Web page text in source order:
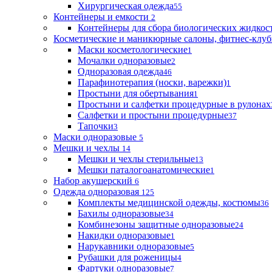
Хирургическая одежда55
Контейнеры и емкости 2
Контейнеры для сбора биологических
Косметические и маникюрные салоны, фитнес-
Маски косметологические1
Мочалки одноразовые2
Одноразовая одежда46
Парафинотерапия (носки, варежки)1
Простыни для обертывания1
Простыни и салфетки процедурные в рулонах
Салфетки и простыни процедурные37
Тапочки3
Маски одноразовые 5
Мешки и чехлы 14
Мешки и чехлы стерильные13
Мешки паталогоанатомические1
Набор акушерский 6
Одежда одноразовая 125
Комплекты медицинской одежды, костюмы36
Бахилы одноразовые34
Комбинезоны защитные одноразовые24
Накидки одноразовые1
Нарукавники одноразовые5
Рубашки для роженицы4
Фартуки одноразовые7